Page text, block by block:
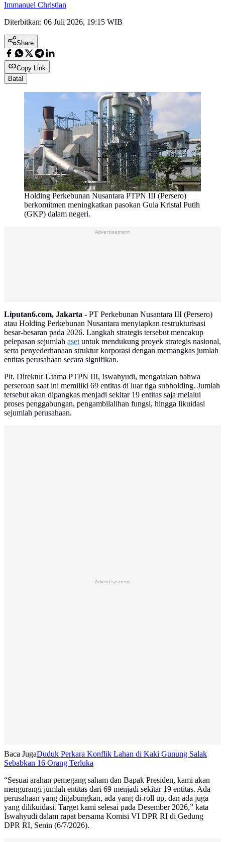
Immanuel Christian
Diterbitkan: 06 Juli 2026, 19:15 WIB
Share
Copy Link
Batal
Holding Perkebunan Nusantara PTPN III (Persero)
berkomitmen meningkatkan pasokan Gula Kristal Putih
(GKP) dalam negeri.
Advertisement
Liputan6.com, Jakarta - PT Perkebunan Nusantara III (Persero)
atau Holding Perkebunan Nusantara menyiapkan restrukturisasi
besar-besaran pada 2026. Langkah strategis tersebut mencakup
pelepasan sejumlah asetuntuk mendukung proyek strategis nasional,
serta penyederhanaan struktur korporasi dengan memangkas jumlah
entitas perusahaan secara signifikan.
Plt. Direktur Utama PTPN III, Iswahyudi, mengatakan bahwa
perseroan saat ini memiliki 69 entitas di luar tiga subholding. Jumlah
tersebut akan dipangkas menjadi sekitar 19 entitas saja melalui
proses penggabungan, pengambilalihan fungsi, hingga likuidasi
sejumlah perusahaan.
Advertisement
Baca JugaDuduk Perkara Konflik Lahan di Kaki Gunung Salak
Sebabkan 16 Orang Terluka
“Sesuai arahan pemegang saham dan Bapak Presiden, kami akan
mengurangi jumlah entitas dari 69 menjadi sekitar 19 entitas. Ada
perusahaan yang digabungkan, ada yang di-roll up, dan ada juga
yang dilikuidasi. Target kami selesai pada Desember 2026,” kata
Iswahyudi dalam rapat bersama Komisi VI DPR RI di Gedung
DPR RI, Senin (6/7/2026).